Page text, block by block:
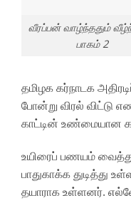
வீரப்பன் வாழ்ந்ததும்
பாகம் 2
தமிழக கர்நாடக
போன்று விரல்
காட்டின் உண்மையான
உயிரைப் பணயம்
பாதுகாக்க துடித்து
தயாராக உள்ளனர்.